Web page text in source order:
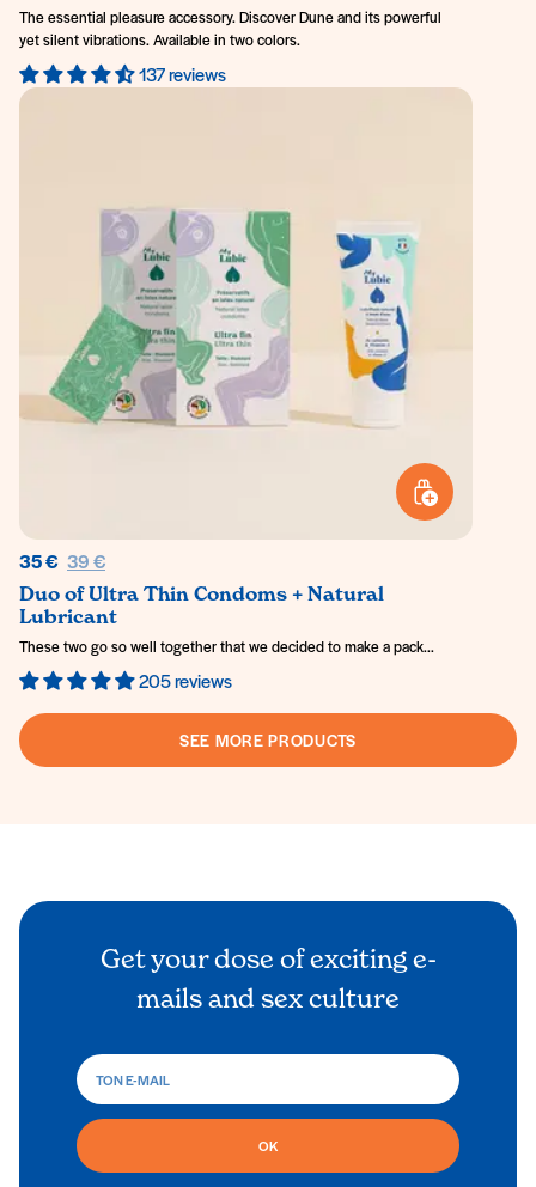
The essential pleasure accessory. Discover Dune and its powerful
yet silent vibrations. Available in two colors.
137 reviews
ADD TO BASKET
35 € Regular price
39 €
Duo of Ultra Thin Condoms + Natural
Lubricant
These two go so well together that we decided to make a pack...
205 reviews
SEE MORE PRODUCTS
Get your dose of exciting e-
mails and sex culture
OK